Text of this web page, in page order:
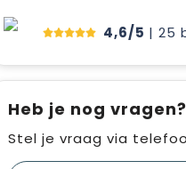
4,6/5 | 25
Heb je nog vragen?
Stel je vraag via